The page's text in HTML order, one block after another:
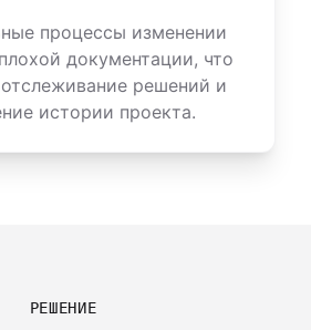
процессы изменении
документации, что
решений и
истории проекта.
РЕШЕНИЕ